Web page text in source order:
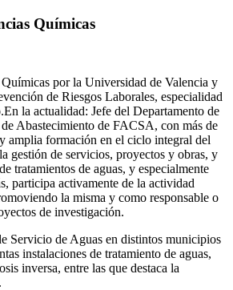
Químicas
por la Universidad de Valencia y
de Riesgos Laborales, especialidad
la actualidad: Jefe del Departamento de
Abastecimiento de FACSA, con más de
amplia formación en el ciclo integral del
gestión de servicios, proyectos y obras, y
tratamientos de aguas, y especialmente
participa activamente de la actividad
la misma y como responsable o
de investigación.
Servicio de Aguas en distintos municipios
instalaciones de tratamiento de aguas,
inversa, entre las que destaca la